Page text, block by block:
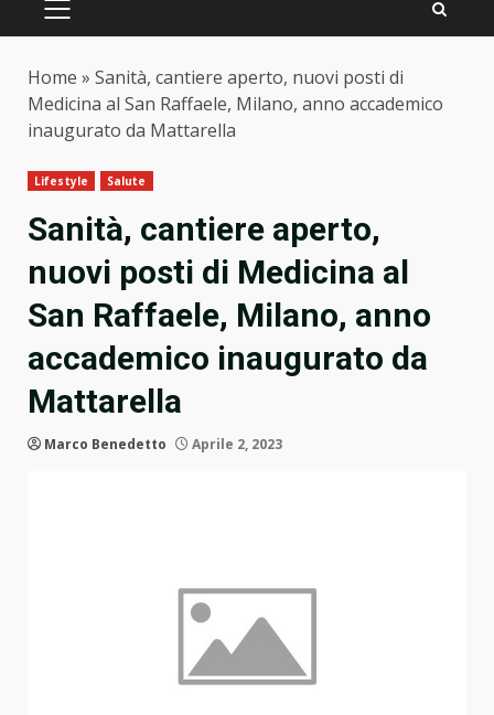
PRIMARY
Home » Sanità, cantiere aperto, nuovi posti di
Medicina al San Raffaele, Milano, anno accademico
inaugurato da Mattarella
Lifestyle Salute
Sanità, cantiere aperto,
nuovi posti di Medicina al
San Raffaele, Milano, anno
accademico inaugurato da
Mattarella
Marco Benedetto Aprile 2, 2023